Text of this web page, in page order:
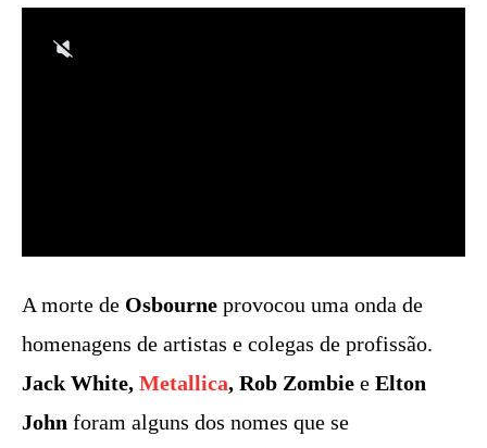
A morte de Osbourne provocou uma onda de
homenagens de artistas e colegas de profissão.
Jack White, Metallica, Rob Zombie e Elton
John foram alguns dos nomes que se